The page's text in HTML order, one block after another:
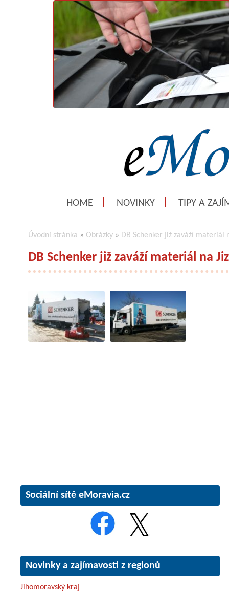
HOME NOVINKY TIPY A
Úvodní stránka » Obrázky » DB Schenker již zaváží materiál
DB Schenker již zaváží materiál na
Sociální sítě eMoravia.cz
Novinky a zajímavosti z regionů
Jihomoravský kraj